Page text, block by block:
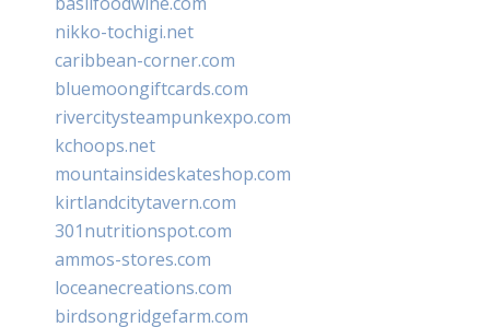
nikko-tochigi.net
caribbean-corner.com
bluemoongiftcards.com
rivercitysteampunkexpo.com
kchoops.net
mountainsideskateshop.com
kirtlandcitytavern.com
301nutritionspot.com
ammos-stores.com
loceanecreations.com
birdsongridgefarm.com